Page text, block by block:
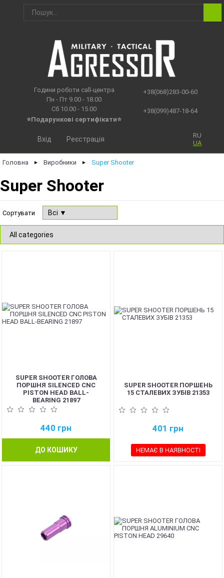
Години роботи call-центра
Пн - Пт 9.00 - 18.00
Сб 10.00 - 15.00
⭐Подарункові сертифікати⭐
+38(068)283-00-60
+38(099)487-18-64
RU
UA
Вхід Реєстрація
Головна ► Виробники ► Super Shooter
Super Shooter
Сортувати
SUPER SHOOTER ГОЛОВА
ПОРШНЯ SILENCED CNC
PISTON HEAD BALL-
BEARING 21897
440 грн
ДО КОШИКУ
SUPER SHOOTER ПОРШЕНЬ
15 СТАЛЕВИХ ЗУБІВ 21353
401 грн
НЕМАЄ В НАЯВНОСТІ